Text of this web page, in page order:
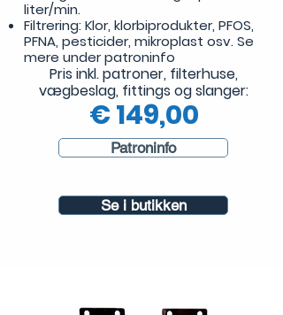
liter/min.
Filtrering: Klor, klorbiprodukter, PFOS,
PFNA, pesticider, mikroplast osv. Se
mere under patroninfo
Pris inkl. patroner, filterhuse,
vægbeslag, fittings og slanger:
€149,00
Patroninfo
Se i butikken